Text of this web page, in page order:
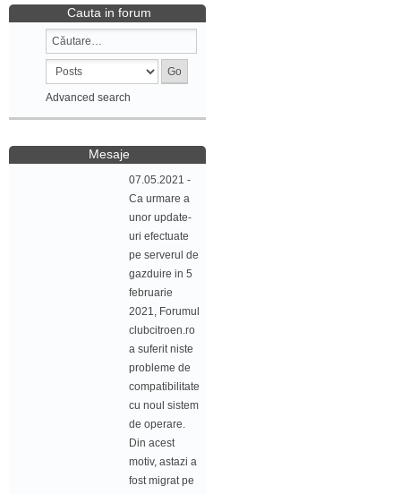
Cauta in forum
Advanced search
Mesaje
07.05.2021 -
Ca urmare a
unor update-
uri efectuate
pe serverul de
gazduire in 5
februarie
2021, Forumul
clubcitroen.ro
a suferit niste
probleme de
compatibilitate
cu noul sistem
de operare.
Din acest
motiv, astazi a
fost migrat pe